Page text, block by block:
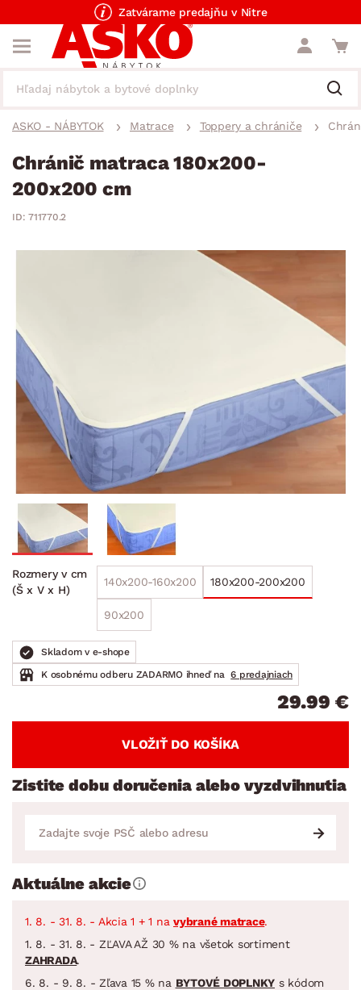
Zatvárame predajňu v Nitre
ASKO - NÁBYTOK Matrace Toppery a chrániče
Chránič matraca 180x200-
200x200 cm
ID: 711770.2
Rozmery v cm
(Š x V x H)
140x200-160x200 180x200-200x200
90x200
Skladom v e-shope
K osobnému odberu ZADARMO ihneď na 6 predajniach
29.99 €
VLOŽIŤ DO KOŠÍKA
Zistite dobu doručenia alebo vyzdvihnutia
Aktuálne akcie
1. 8. - 31. 8. - Akcia 1 + 1 na vybrané matrace.
1. 8. - 31. 8. - ZĽAVA AŽ 30 % na všetok sortiment
ZAHRADA.
6. 8. - 9. 8. - Zľava 15 % na BYTOVÉ DOPLNKY s kódom